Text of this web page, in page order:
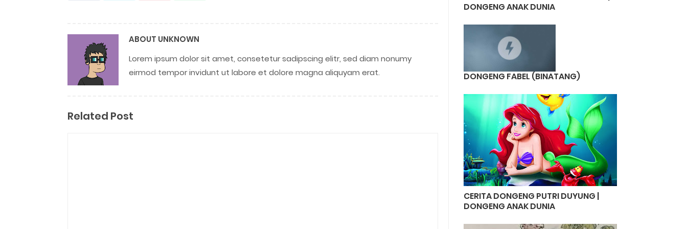
ABOUT UNKNOWN
Lorem ipsum dolor sit amet, consetetur sadipscing elitr, sed diam nonumy
eirmod tempor invidunt ut labore et dolore magna aliquyam erat.
Related Post
DONGENG ANAK DUNIA
DONGENG FABEL (BINATANG)
CERITA DONGENG PUTRI DUYUNG |
DONGENG ANAK DUNIA